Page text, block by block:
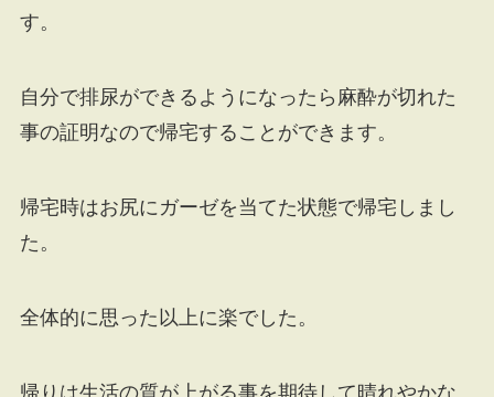
す。
自分で排尿ができるようになったら麻酔が切れた
事の証明なので帰宅することができます。
帰宅時はお尻にガーゼを当てた状態で帰宅しまし
た。
全体的に思った以上に楽でした。
帰りは生活の質が上がる事を期待して晴れやかな